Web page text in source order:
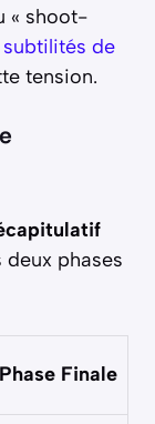
« shoot-
subtilités de
tension.
deux phases
Phase Finale